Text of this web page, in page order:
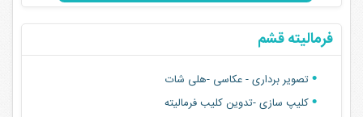
فرمالیته قشم
تصویر برداری - عکاسی -هلی شات
کلیپ سازی -تدوین کلیب فرمالیته